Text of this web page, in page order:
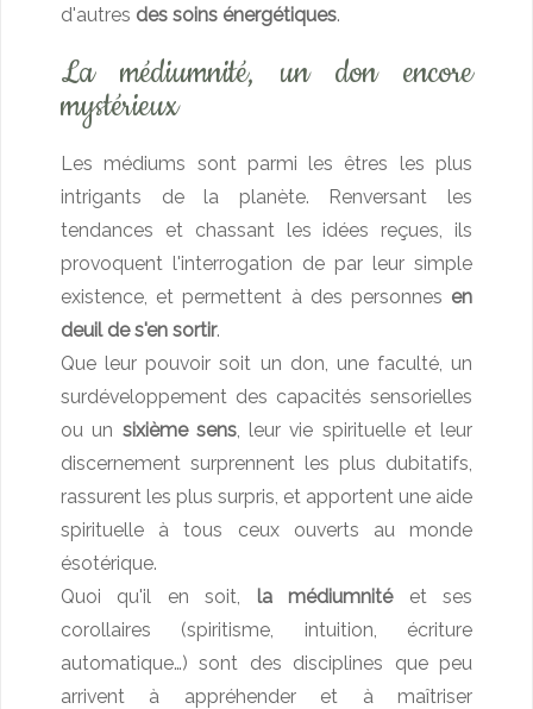
d'autres des soins énergétiques.
La médiumnité, un don encore
mystérieux
Les médiums sont parmi les êtres les plus
intrigants de la planète. Renversant les
tendances et chassant les idées reçues, ils
provoquent l'interrogation de par leur simple
existence, et permettent à des personnes en
deuil de s'en sortir.
Que leur pouvoir soit un don, une faculté, un
surdéveloppement des capacités sensorielles
ou un sixième sens, leur vie spirituelle et leur
discernement surprennent les plus dubitatifs,
rassurent les plus surpris, et apportent une aide
spirituelle à tous ceux ouverts au monde
ésotérique.
Quoi qu'il en soit, la médiumnitéet ses
corollaires (spiritisme, intuition, écriture
automatique…) sont des disciplines que peu
arrivent à appréhender et à maîtriser